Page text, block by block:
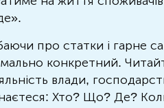
про статки і гарне
конкретний.
влади,
Хто? Що? Де?